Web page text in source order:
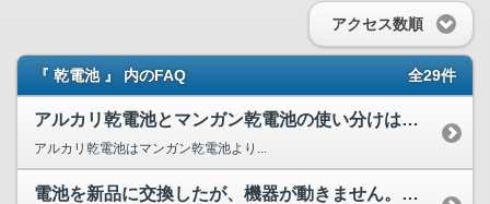
アクセス数順
『 乾電池 』 内のFAQ 全29件
アルカリ乾電池とマンガン乾電池の使い分けはどのようにすれば...
アルカリ乾電池はマンガン乾電池より...
電池を新品に交換したが、機器が動きません。どのようなことが...